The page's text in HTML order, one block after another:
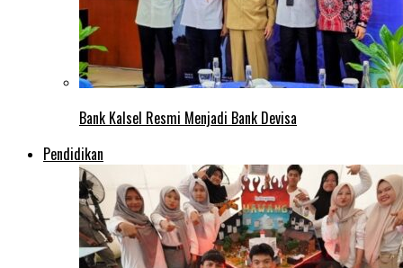
Bank Kalsel Resmi Menjadi Bank Devisa
Pendidikan